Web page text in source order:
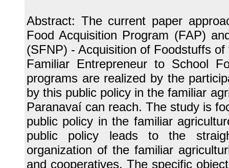
Abstract: The current paper
Food Acquisition Program (FAP)
(SFNP) - Acquisition of Foodstuffs
Familiar Entrepreneur to School
programs are realized by the
by this public policy in the familiar
Paranavaí can reach. The study is
public policy in the familiar
public policy leads to the
organization of the familiar
and cooperatives. The specific